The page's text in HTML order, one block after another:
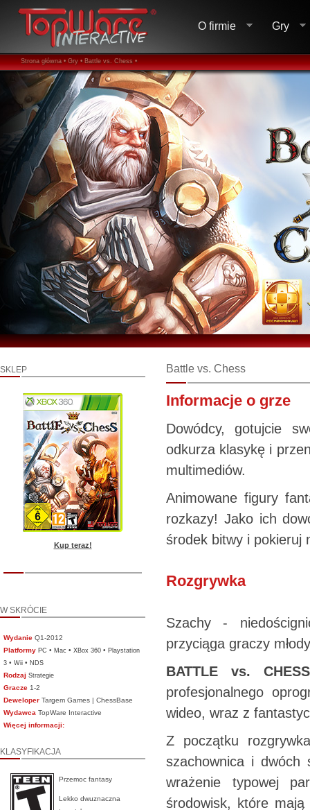
O firmie Gry
Strona główna • Gry • Battle vs. Chess •
SKLEP
Kup teraz!
W SKRÓCIE
Wydanie Q1-2012
Platformy PC •Mac •XBox 360 •Playstation
3 •Wii •NDS
Rodzaj Strategie
Gracze 1-2
Deweloper Targem Games | ChessBase
Wydawca TopWare Interactive
Więcej informacji:
KLASYFIKACJA
Przemoc fantasy
Lekko dwuznaczna
Battle vs. Chess
Informacje o grze
Dowódcy, gotujcie
odkurza klasykę i
multimediów.
Animowane figury
rozkazy! Jako ich
środek bitwy i pokieruj
Rozgrywka
Szachy -
przyciąga graczy
BATTLE vs. CHESS
profesjonalnego
wideo, wraz z
Z początku
szachownica i dwóch
wrażenie typowej
środowisk, które mają